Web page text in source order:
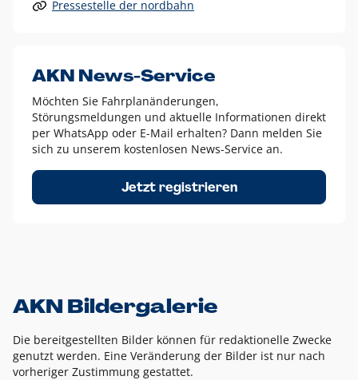
Alle anderen Logo-Varianten dürfen nur in Ausnahmefällen
Diese Ausnahmen sind zum Beispiel:
dem AKN Blau,
weißes Logo auf Fotohintergründen,
schwarzes Logo für reine Schwarz-Weiß-Umsetzungen
Um das Logo herum muss ein Schutzraum von jeweils einer
Höhe bzw. Breite des N aus AKN in alle Richtungen
Pressestelle der nordbahn
AKN News-Service
Möchten Sie Fahrplanänderungen,
Störungsmeldungen und aktuelle Informationen direkt
per WhatsApp oder E-Mail erhalten? Dann melden Sie
sich zu unserem kostenlosen News-Service an.
Jetzt registrieren
AKN Bildergalerie
Die bereitgestellten Bilder können für redaktionelle Zwecke
genutzt werden. Eine Veränderung der Bilder ist nur nach
vorheriger Zustimmung gestattet.